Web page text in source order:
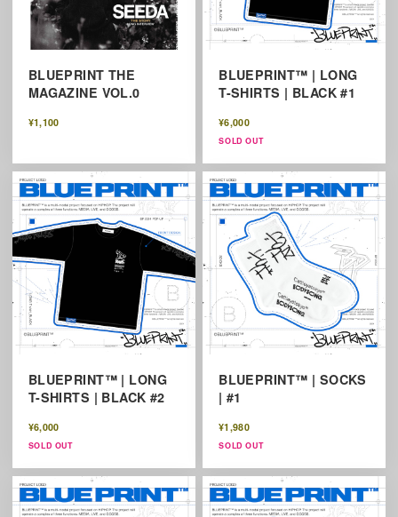
BLUEPRINT THE
MAGAZINE VOL.0
¥1,100
BLUEPRINT™ | LONG
T-SHIRTS | BLACK #1
¥6,000
SOLD OUT
BLUEPRINT™ | LONG
T-SHIRTS | BLACK #2
¥6,000
SOLD OUT
BLUEPRINT™ | SOCKS
| #1
¥1,980
SOLD OUT